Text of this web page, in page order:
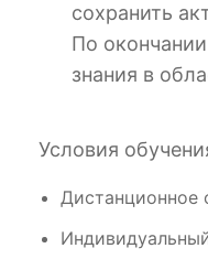
сохранить
По
знания в
Условия
Дистанционное